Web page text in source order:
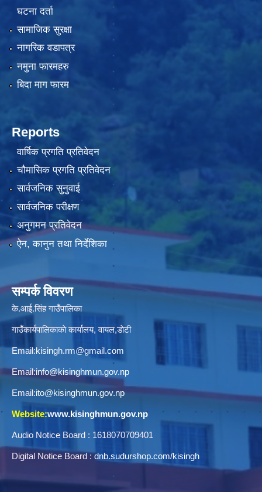
घटना दर्ता
सामाजिक सुरक्षा
नागरिक वडापत्र
नमुना फारमहरु
बिदा माग फारम
Reports
वार्षिक प्रगति प्रतिवेदन
चौमासिक प्रगति प्रतिवेदन
सार्वजनिक सुनुवाई
सार्वजनिक परीक्षण
अनुगमन प्रतिवेदन
ऐन, कानुन तथा निर्देशिका
सम्पर्क विवरण
के.आई.सिंह गाउँपालिका
गाउँकार्यपालिकाकाे कार्यालय, वायल,डाेटी
Email:kisingh.rm@gmail.com
Email:info@kisinghmun.gov.np
Email:ito@kisinghmun.gov.np
Website:www.kisinghmun.gov.np
Audio Notice Board : 1618070709401
Digital Notice Board :dnb.sudurshop.com/kisingh